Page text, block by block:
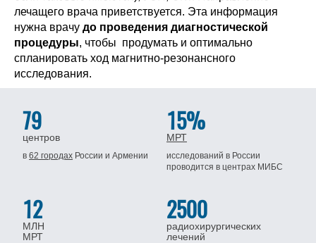
лечащего врача приветствуется. Эта информация
нужна врачу до проведения диагностической
процедуры, чтобы продумать и оптимально
спланировать ход магнитно-резонансного
исследования.
79
центров
в62 городах Россиии Армении
15%
МРТ
исследований в России
проводится в центрах МИБС
12
МЛН
МРТ
2500
радиохирургических
лечений